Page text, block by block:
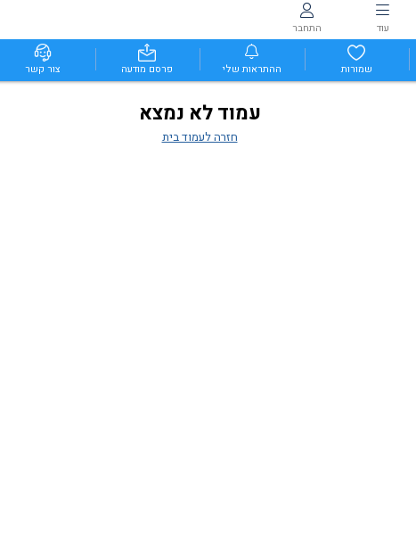
עוד התחבר
שמורות ההתראות שלי פרסם מודעה צור קשר
עמוד לא נמצא
חזרה לעמוד בית